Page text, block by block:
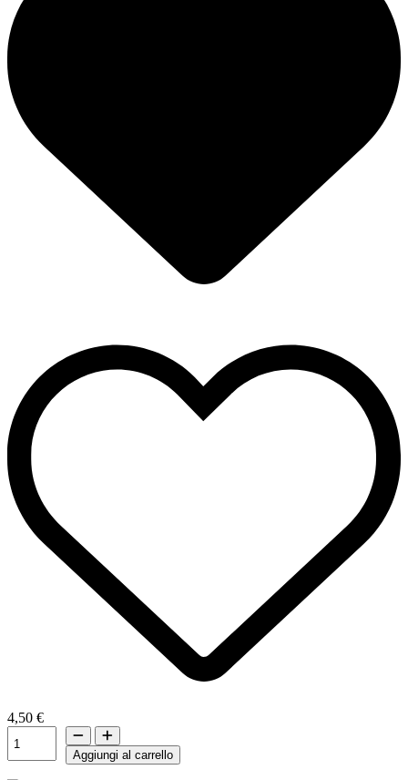
4,50 €
Aggiungi al carrello